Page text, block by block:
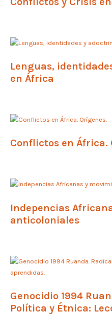
Lenguas,
en África
Conflictos en África.
Indepencias
anticoloniales
Genocidio 1994
Política y Étnica: